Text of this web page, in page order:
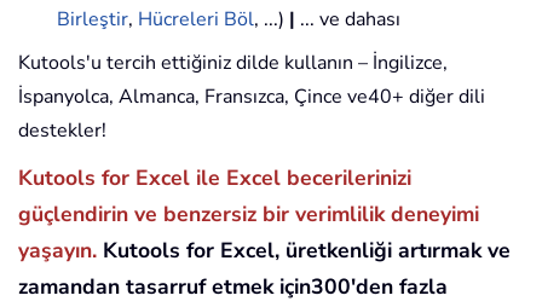
Birleştir, Hücreleri Böl, ...) | ... ve dahası
Kutools'u tercih ettiğiniz dilde kullanın – İngilizce,
İspanyolca, Almanca, Fransızca, Çince ve40+ diğer dili
destekler!
Kutools for Excel ile Excel becerilerinizi
güçlendirin ve benzersiz bir verimlilik deneyimi
yaşayın. Kutools for Excel, üretkenliği artırmak ve
zamandan tasarruf etmek için300'den fazla